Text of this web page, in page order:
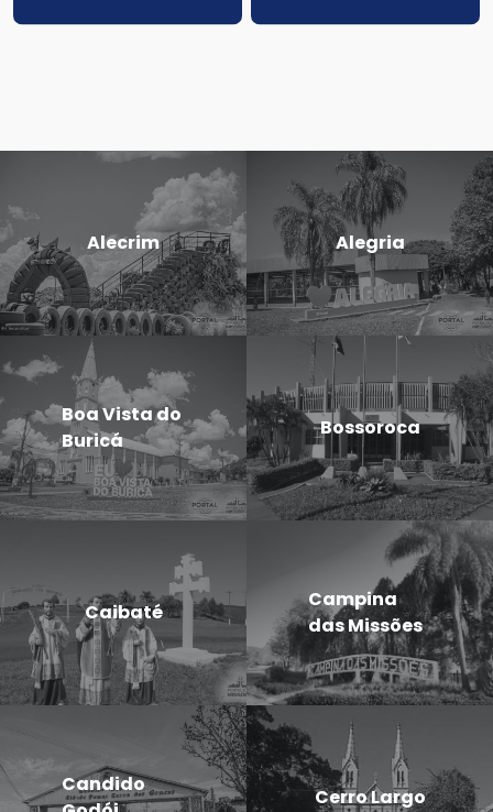
Alecrim Alegria
Boa Vista do
Buricá
Bossoroca
Caibaté
Campina
das Missões
Candido
Cerro Largo